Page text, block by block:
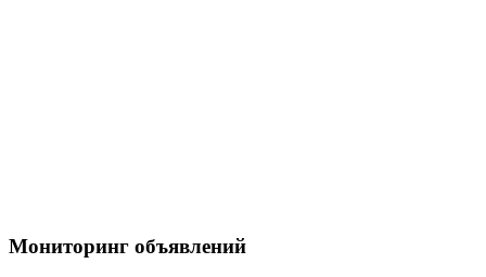
Мониторинг объявлений